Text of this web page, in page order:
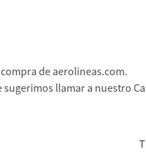
de aerolineas.com.
llamar a nuestro